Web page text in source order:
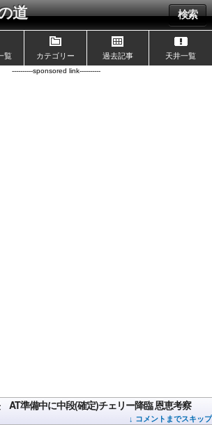
道 検索
覧 カテゴリー 過去記事 天井一覧
----------sponsored link----------
準備中に中段(確定)チェリー降臨 恩恵考察
↓ コメントまでスキップ